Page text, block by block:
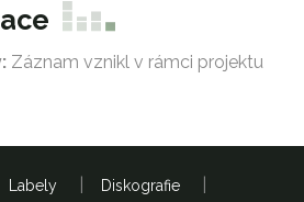
Záznam vznikl v rámci projektu
Labely
Diskografie